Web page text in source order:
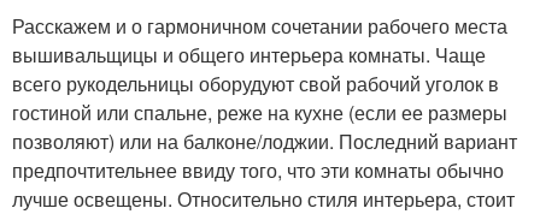
Расскажем и о гармоничном сочетании рабочего места
вышивальщицы и общего интерьера комнаты. Чаще
всего рукодельницы оборудуют свой рабочий уголок в
гостиной или спальне, реже на кухне (если ее размеры
позволяют) или на балконе/лоджии. Последний вариант
предпочтительнее ввиду того, что эти комнаты обычно
лучше освещены. Относительно стиля интерьера, стоит